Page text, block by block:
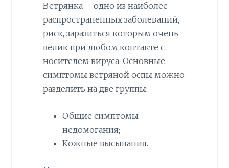
Ветрянка – одно из наиболее
распространенных заболеваний,
риск, заразиться которым очень
велик при любом контакте с
носителем вируса. Основные
симптомы ветряной оспы можно
разделить на две группы:
Общие симптомы
недомогания;
Кожные высыпания.